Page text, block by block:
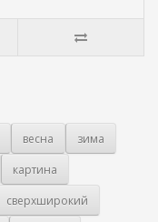
весна
зима
картина
сверхширокий